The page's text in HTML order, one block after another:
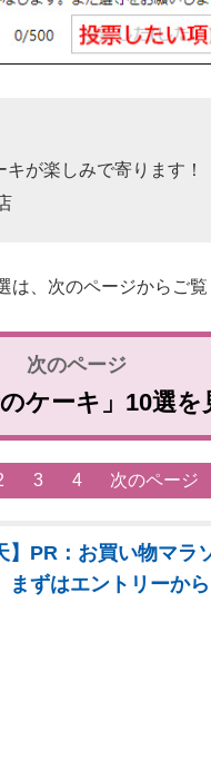
が楽しみで寄ります！
、次のページからご覧
のケーキ」10選を
3 4 次のページ
】PR：お買い物マラ
ずはエントリーから